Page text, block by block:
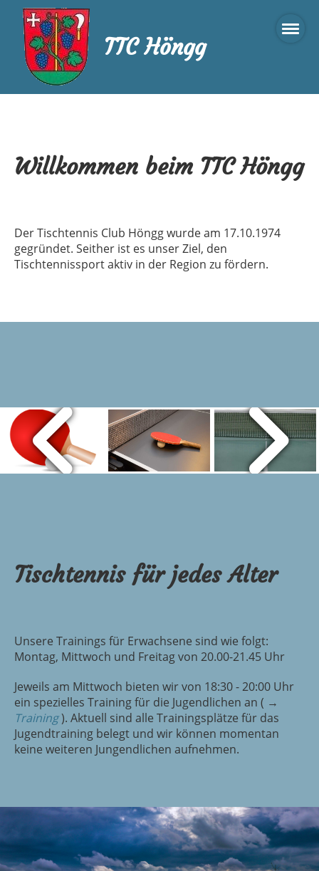
TTC Höngg
Willkommen beim TTC Höngg
Der Tischtennis Club Höngg wurde am 17.10.1974
gegründet. Seither ist es unser Ziel, den
Tischtennissport aktiv in der Region zu fördern.
Tischtennis für jedes Alter
Unsere Trainings für Erwachsene sind wie folgt:
Montag, Mittwoch und Freitag von 20.00-21.45 Uhr
Jeweils am Mittwoch bieten wir von 18:30 - 20:00 Uhr
ein spezielles Training für die Jugendlichen an ( →
Training). Aktuell sind alle Trainingsplätze für das
Jugendtraining belegt und wir können momentan
keine weiteren Jungendlichen aufnehmen.